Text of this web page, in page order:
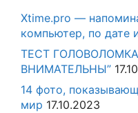
Xtime.pro —
компьютер, по дате
ТЕСТ
ВНИМАТЕЛЬНЫ”
14 фото,
мир 17.10.2023